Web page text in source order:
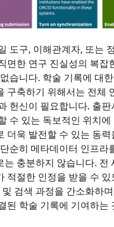
도구, 이해관계자, 또는
면한 연구 진실성의 복잡
습니다. 학술 기록에 대
구축하기 위해서는 전체
헌신이 필요합니다. 출판
수 있는 독보적인 위치에
더욱 발전할 수 있는 동력
순히 메타데이터 인프라
는 충분하지 않습니다. 전
적절한 인정을 받을 수
및 검색 과정을 간소화하
된 학술 기록에 기여하는